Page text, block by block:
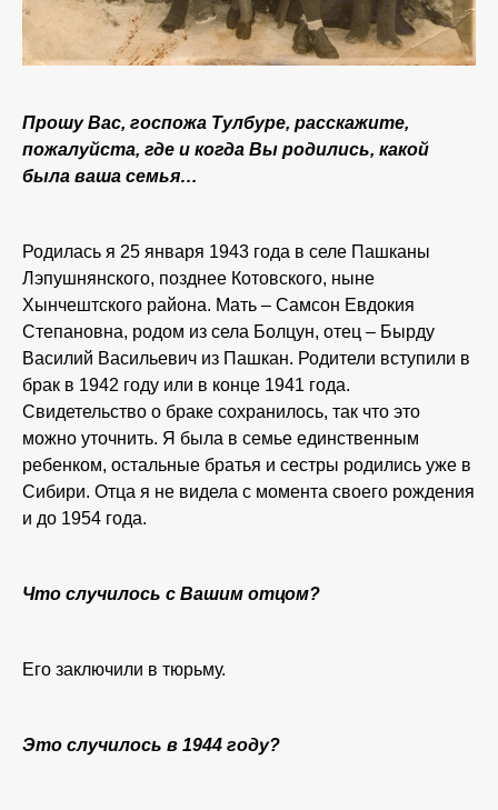
Прошу Вас, госпожа Тулбуре, расскажите,
пожалуйста, где и когда Вы родились, какой
была ваша семья…
Родилась я 25 января 1943 года в селе Пашканы
Лэпушнянского, позднее Котовского, ныне
Хынчештского района. Мать – Самсон Евдокия
Степановна, родом из села Болцун, отец – Бырду
Василий Васильевич из Пашкан. Родители вступили в
брак в 1942 году или в конце 1941 года.
Свидетельство о браке сохранилось, так что это
можно уточнить. Я была в семье единственным
ребенком, остальные братья и сестры родились уже в
Сибири. Отца я не видела с момента своего рождения
и до 1954 года.
Что случилось с Вашим отцом?
Его заключили в тюрьму.
Это случилось в 1944 году?